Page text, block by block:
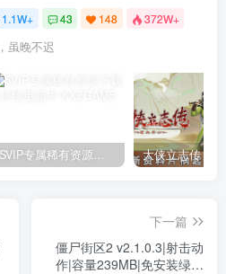
1.1W+ 43 148 372W+
虽晚不迟
SVIP专属稀有资源下载 – 持续更新中
下一篇
僵尸街区2 v2.1.0.3|射击动
作|容量239MB|免安装绿色